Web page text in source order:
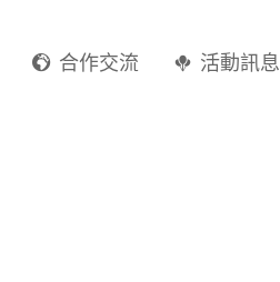
合作交流 活動訊息